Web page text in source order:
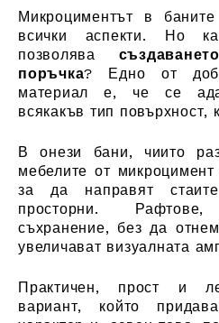
Микроциментът в
всички аспекти. Но
позволява
поръчка? Едно от
материал е, че се
всякакъв тип повърхност,
В онези бани, чиито
мебелите от
за да направят
просторни.
съхранение, без да
увеличават визуалната
Практичен, прост и
вариант, който